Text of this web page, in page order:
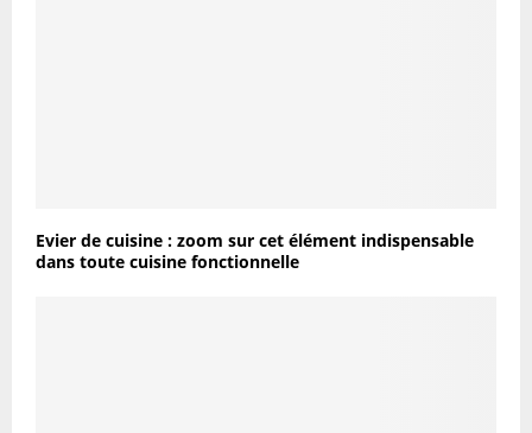
Evier de cuisine : zoom sur cet élément indispensable
dans toute cuisine fonctionnelle